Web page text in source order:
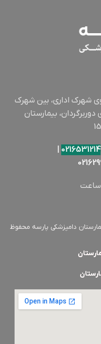
شهرک اداری، بین شهرک
دوربرگردان، بیمارستان
0216531214
دامپزشکی پارسه محفوظ